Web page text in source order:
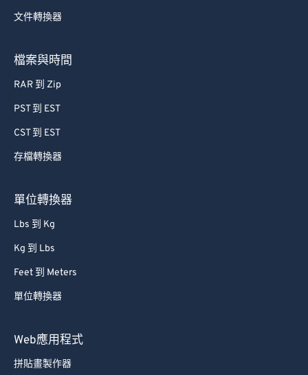
文件轉換器
檔案與時間
RAR 到 Zip
PST 到 EST
CST 到 EST
存檔轉換器
單位轉換器
Lbs 到 Kg
Kg 到 Lbs
Feet 到 Meters
單位轉換器
Web應用程式
拼貼畫製作器